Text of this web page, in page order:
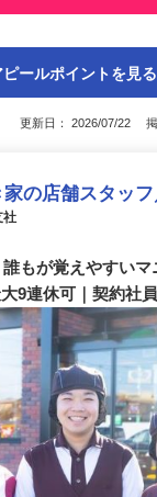
ールポイントを見る
更新日： 2026/07/22 掲
の店舗スタッ
社
誰もが覚えやすいマ
9連休可｜契約社員